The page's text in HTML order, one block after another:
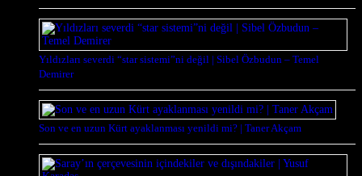
Yıldızları severdi “star sistemi”ni değil | Sibel Özbudun – Temel
Demirer
Son ve en uzun Kürt ayaklanması yenildi mi? | Taner Akçam